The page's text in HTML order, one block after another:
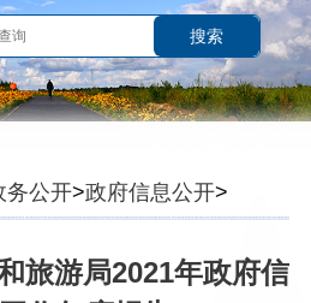
搜索
务公开>政府信息公开>
旅游局2021年政府信